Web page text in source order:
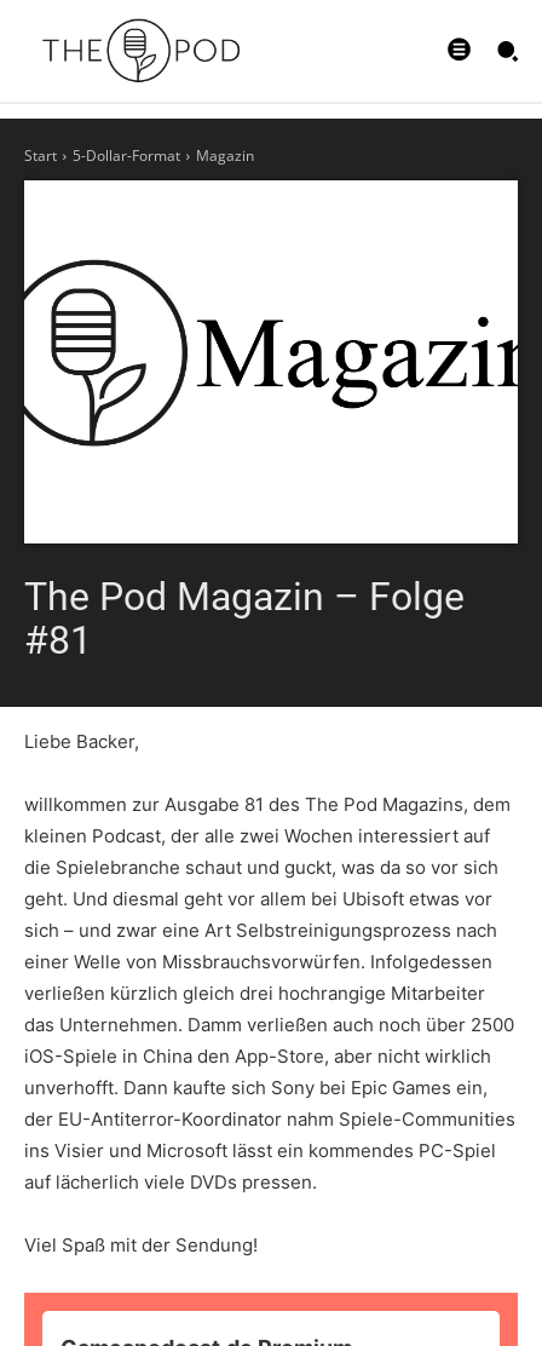
Start 5-Dollar-Format Magazin
The Pod Magazin – Folge
#81
Liebe Backer,
willkommen zur Ausgabe 81 des The Pod Magazins, dem
kleinen Podcast, der alle zwei Wochen interessiert auf
die Spielebranche schaut und guckt, was da so vor sich
geht. Und diesmal geht vor allem bei Ubisoft etwas vor
sich – und zwar eine Art Selbstreinigungsprozess nach
einer Welle von Missbrauchsvorwürfen. Infolgedessen
verließen kürzlich gleich drei hochrangige Mitarbeiter
das Unternehmen. Damm verließen auch noch über 2500
iOS-Spiele in China den App-Store, aber nicht wirklich
unverhofft. Dann kaufte sich Sony bei Epic Games ein,
der EU-Antiterror-Koordinator nahm Spiele-Communities
ins Visier und Microsoft lässt ein kommendes PC-Spiel
auf lächerlich viele DVDs pressen.
Viel Spaß mit der Sendung!